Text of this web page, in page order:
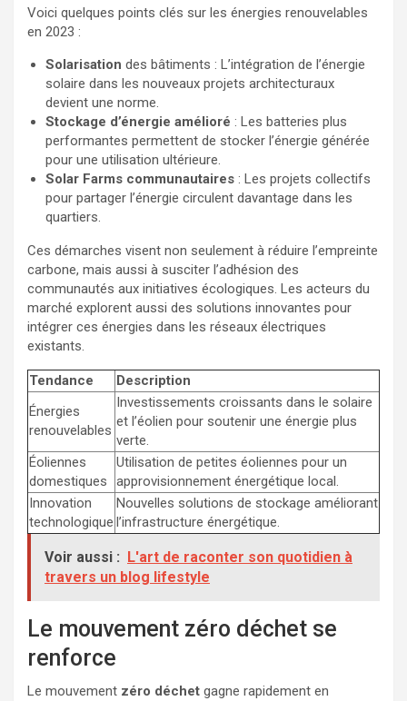
Voici quelques points clés sur les énergies renouvelables
en 2023 :
Solarisation des bâtiments : L’intégration de l’énergie
solaire dans les nouveaux projets architecturaux
devient une norme.
Stockage d’énergie amélioré : Les batteries plus
performantes permettent de stocker l’énergie générée
pour une utilisation ultérieure.
Solar Farms communautaires : Les projets collectifs
pour partager l’énergie circulent davantage dans les
quartiers.
Ces démarches visent non seulement à réduire l’empreinte
carbone, mais aussi à susciter l’adhésion des
communautés aux initiatives écologiques. Les acteurs du
marché explorent aussi des solutions innovantes pour
intégrer ces énergies dans les réseaux électriques
existants.
Tendance
Description
Énergies
renouvelables
Investissements croissants dans le solaire
et l’éolien pour soutenir une énergie plus
verte.
Éoliennes
domestiques
Utilisation de petites éoliennes pour un
approvisionnement énergétique local.
Innovation
technologique
Nouvelles solutions de stockage améliorant
l’infrastructure énergétique.
Voir aussi : L'art de raconter son quotidien à
travers un blog lifestyle
Le mouvement zéro déchet se
renforce
Le mouvement zéro déchet gagne rapidement en